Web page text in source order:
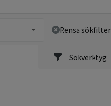
Sökverktyg
Rensa sökfilter